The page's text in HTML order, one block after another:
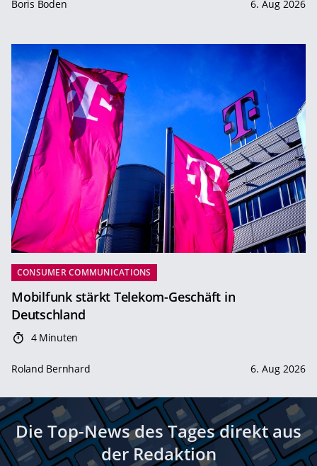
Boris Boden 6. Aug 2026
CONSUMER COMMUNICATIONS
Mobilfunk stärkt Telekom-Geschäft in
Deutschland
4 Minuten
Roland Bernhard 6. Aug 2026
Die Top-News des Tages direkt aus
der Redaktion